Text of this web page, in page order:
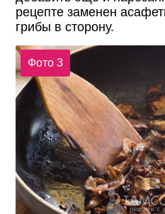
рецепте заменен
грибы в сторону.
Фото 3